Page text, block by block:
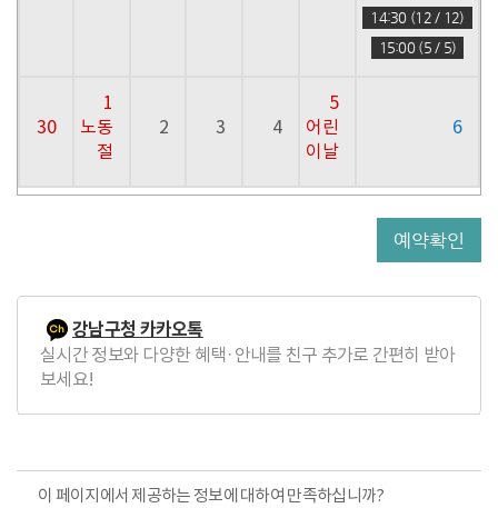
14:30 (12 / 12)
15:00 (5 / 5)
30
1
노동
절
2 3 4
5
어린
이날
6
예약확인
강남구청 카카오톡
실시간 정보와 다양한 혜택·안내를 친구 추가로 간편히 받아
보세요!
이 페이지에서 제공하는 정보에 대하여 만족하십니까?